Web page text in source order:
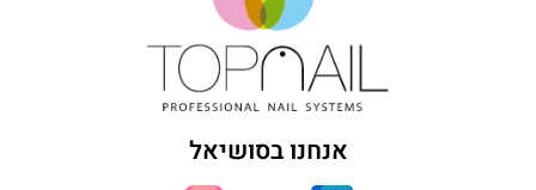
אנחנו בסושיאל